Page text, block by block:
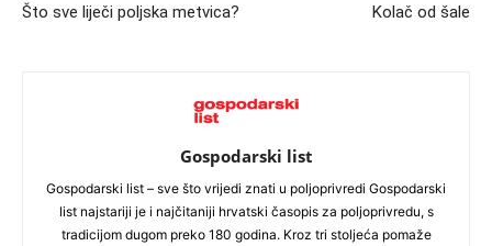
Što sve liječi poljska metvica? Kolač od šale
Gospodarski list
Gospodarski list – sve što vrijedi znati u poljoprivredi Gospodarski
list najstariji je i najčitaniji hrvatski časopis za poljoprivredu, s
tradicijom dugom preko 180 godina. Kroz tri stoljeća pomaže